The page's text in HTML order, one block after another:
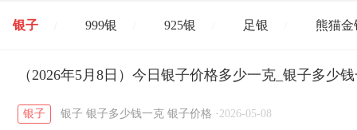
银子 999银 925银 足银 熊猫金
开国纪念币 大清银币 / 长城币 / 老
菜百 周生生 周大生
（2026年5月8日）今日银子价格多少一克_银子多少
银子 银子 银子多少钱一克 银子价格 · 2026-05-08